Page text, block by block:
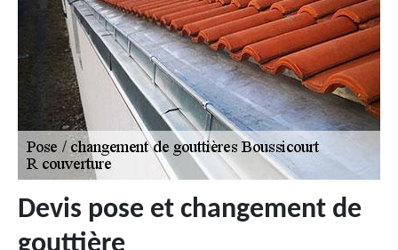
Devis pose et changement de